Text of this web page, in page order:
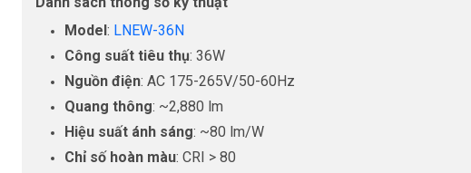
Model: LNEW-36N
Công suất tiêu thụ: 36W
Nguồn điện: AC 175-265V/50-60Hz
Quang thông: ~2,880 lm
Hiệu suất ánh sáng: ~80 lm/W
Chỉ số hoàn màu: CRI > 80